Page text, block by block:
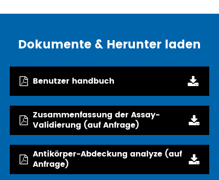
Dokumente & Herunter laden
Benutzer handbuch
Zusammenfassung der Assay-
Validierung (auf Anfrage)
Antikörper-Abdeckung analyze (auf
Anfrage)